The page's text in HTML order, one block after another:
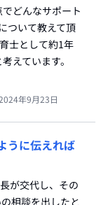
どんなサポート
ついて教えて頂
士として約1年
えています。
年9月23日
うに伝えれば
が交代し、その
相談を出したと